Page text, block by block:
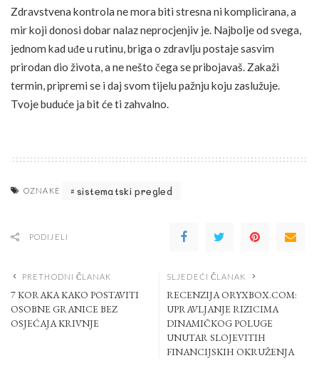
Zdravstvena kontrola ne mora biti stresna ni komplicirana, a
mir koji donosi dobar nalaz neprocjenjiv je. Najbolje od svega,
jednom kad uđe u rutinu, briga o zdravlju postaje sasvim
prirodan dio života, a ne nešto čega se pribojavaš. Zakaži
termin, pripremi se i daj svom tijelu pažnju koju zaslužuje.
Tvoje buduće ja bit će ti zahvalno.
OZNAKE sistematski pregled
PODIJELI
PRETHODNI ČLANAK
7 KORAKA KAKO POSTAVITI
OSOBNE GRANICE BEZ
OSJEĆAJA KRIVNJE
SLJEDEĆI ČLANAK
RECENZIJA ORYXBOX.COM:
UPRAVLJANJE RIZICIMA
DINAMIČKOG POLUGE
UNUTAR SLOJEVITIH
FINANCIJSKIH OKRUŽENJA